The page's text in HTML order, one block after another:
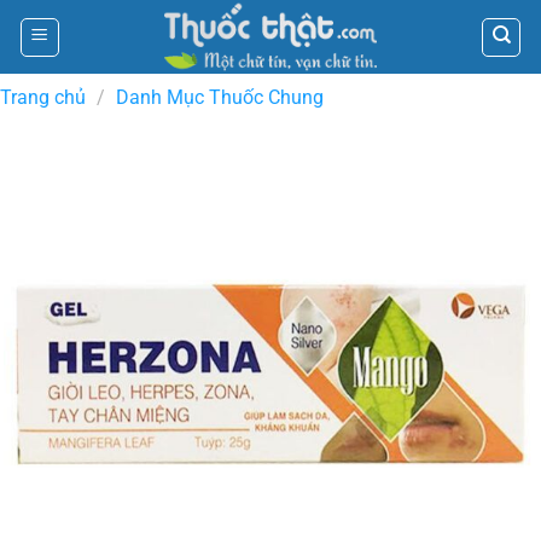
Skip
content
Trang chủ / Danh Mục Thuốc Chung